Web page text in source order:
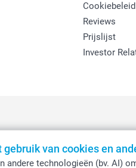
gebruik van cookies en
andere technologieën (bv. AI)
Cookiebeleid
Reviews
Prijslijst
Investor
- Deutschland - France -